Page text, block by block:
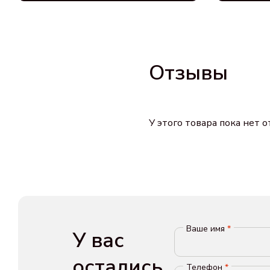
Отзывы
У этого товара пока нет
У вас
Ваше имя *
Телефон *